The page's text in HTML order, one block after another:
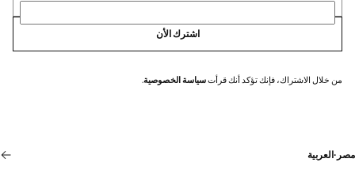
اشترك الأن
من خلال الاشتراك، فإنك تؤكد أنك قرأتسياسة الخصوصية.
مصر ·العربية